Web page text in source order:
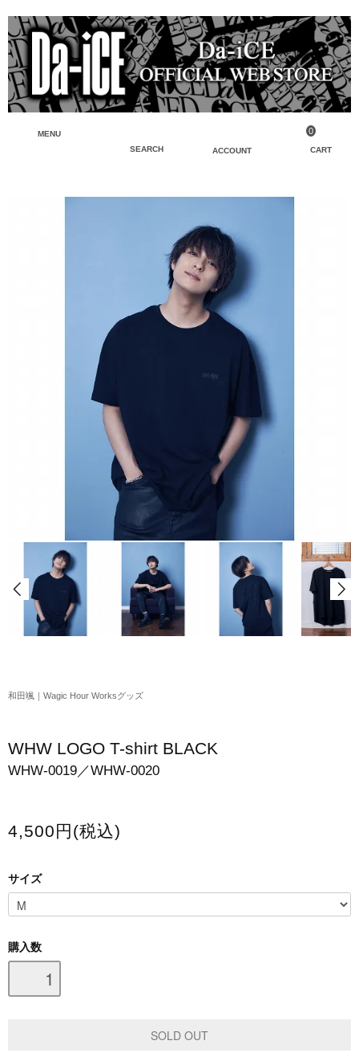
MENU
SEARCH
ACCOUNT CART
0
パーカー・スウェット・ブルゾン
キーホルダー・チャーム
アクリルスタンド・アクセサリー・帽子
缶バッジ・ステッカー
生活雑貨・菓子・ゲーム
工藤大輝グッズ
大野雄大グッズ
花村想太｜Natural Lag(ナチュラルラグ)グッズ
和田颯｜Wagic Hour Worksグッズ
会場限定グッズ
和田颯｜Wagic Hour Worksグッズ
WHW LOGO T-shirt BLACK
WHW-0019／WHW-0020
4,500円(税込)
サイズ
購入数